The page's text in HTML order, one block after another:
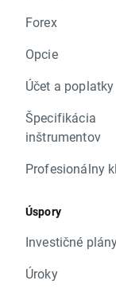
Forex
Opcie
Účet a poplatky
Špecifikácia
inštrumentov
Profesionálny
Úspory
Investičné
Úroky